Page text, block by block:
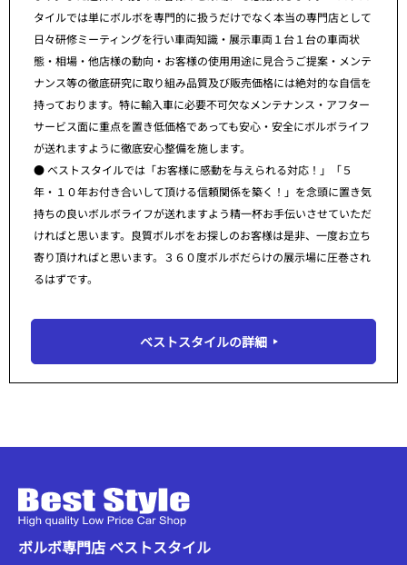
タイルでは単にボルボを専門的に扱うだけでなく本当の専門店として
日々研修ミーティングを行い車両知識・展示車両１台１台の車両状
態・相場・他店様の動向・お客様の使用用途に見合うご提案・メンテ
ナンス等の徹底研究に取り組み品質及び販売価格には絶対的な自信を
持っております。特に輸入車に必要不可欠なメンテナンス・アフター
サービス面に重点を置き低価格であっても安心・安全にボルボライフ
が送れますように徹底安心整備を施します。
● ベストスタイルでは「お客様に感動を与えられる対応！」「５
年・１０年お付き合いして頂ける信頼関係を築く！」を念頭に置き気
持ちの良いボルボライフが送れますよう精一杯お手伝いさせていただ
ければと思います。良質ボルボをお探しのお客様は是非、一度お立ち
寄り頂ければと思います。３６０度ボルボだらけの展示場に圧巻され
るはずです。
ベストスタイルの詳細
ボルボ専門店 ベストスタイル